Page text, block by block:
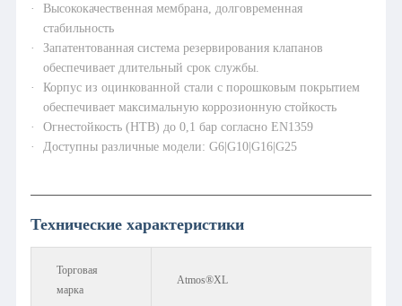
Связаться с нами
ZENNER
Профиль компании
Путь развития
Высококачественная мембрана, долговременная
стабильность
Запатентованная система резервирования клапанов
обеспечивает длительный срок службы.
Корпус из оцинкованной стали с порошковым покрытием
обеспечивает максимальную коррозионную стойкость
Огнестойкость (HTB) до 0,1 бар согласно EN1359
Доступны различные модели: G6|G10|G16|G25
Технические характеристики
Торговая
марка
Atmos®XL